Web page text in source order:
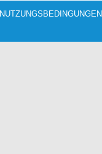
NUTZUNGSBEDINGUNGEN